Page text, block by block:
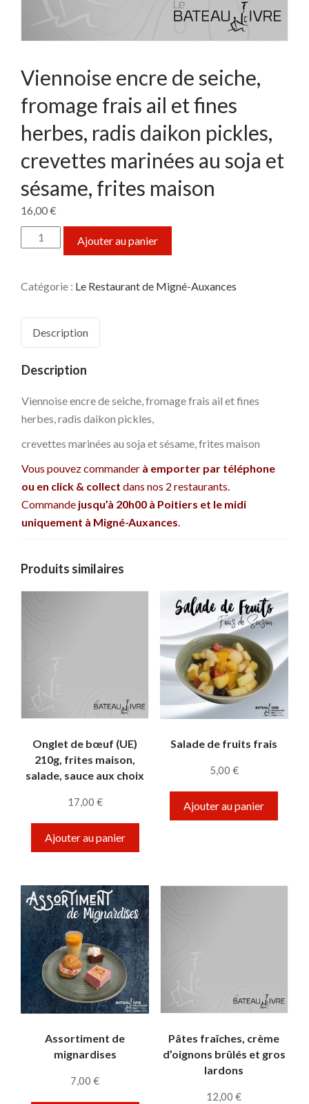
Viennoise encre de seiche,
fromage frais ail et fines
herbes, radis daikon pickles,
crevettes marinées au soja et
sésame, frites maison
16,00€
quantité de Viennoise encre de seiche, fromage frais ail et fines
Ajouter au panier
Catégorie : Le Restaurant de Migné-Auxances
Description
Description
Viennoise encre de seiche, fromage frais ail et fines
herbes, radis daikon pickles,
crevettes marinées au soja et sésame, frites maison
Vous pouvez commander à emporter par téléphone
ou en click & collect dans nos 2 restaurants.
Commande jusqu’à 20h00 à Poitiers et le midi
uniquement à Migné-Auxances.
Produits similaires
Onglet de bœuf (UE)
210g, frites maison,
salade, sauce aux choix
17,00 €
Ajouter au panier
Salade de fruits frais
5,00 €
Ajouter au panier
Assortiment de
mignardises
7,00€
Pâtes fraîches, crème
d’oignons brûlés et gros
lardons
12,00€